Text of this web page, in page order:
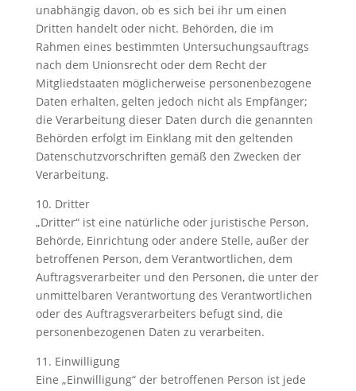
unabhängig davon, ob es sich bei ihr um einen
Dritten handelt oder nicht. Behörden, die im
Rahmen eines bestimmten Untersuchungsauftrags
nach dem Unionsrecht oder dem Recht der
Mitgliedstaaten möglicherweise personenbezogene
Daten erhalten, gelten jedoch nicht als Empfänger;
die Verarbeitung dieser Daten durch die genannten
Behörden erfolgt im Einklang mit den geltenden
Datenschutzvorschriften gemäß den Zwecken der
Verarbeitung.
10. Dritter
„Dritter“ ist eine natürliche oder juristische Person,
Behörde, Einrichtung oder andere Stelle, außer der
betroffenen Person, dem Verantwortlichen, dem
Auftragsverarbeiter und den Personen, die unter der
unmittelbaren Verantwortung des Verantwortlichen
oder des Auftragsverarbeiters befugt sind, die
personenbezogenen Daten zu verarbeiten.
11. Einwilligung
Eine „Einwilligung“ der betroffenen Person ist jede